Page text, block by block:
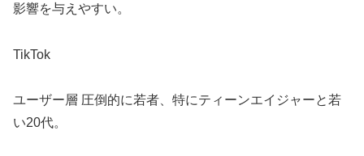
影響を与えやすい。
TikTok
ユーザー層 圧倒的に若者、特にティーンエイジャーと若
い20代。